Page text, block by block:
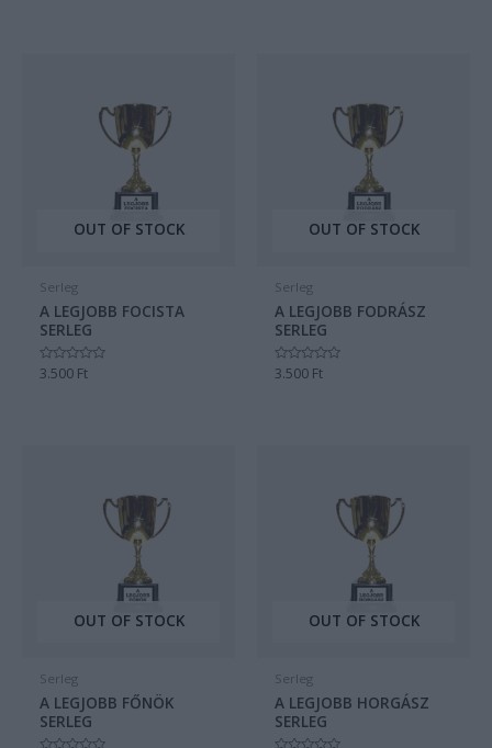
OUT OF STOCK
Serleg
A LEGJOBB FOCISTA
SERLEG
Értékelés:
3.500 Ft
OUT OF STOCK
Serleg
A LEGJOBB FODRÁSZ
SERLEG
Értékelés:
3.500 Ft
OUT OF STOCK
Serleg
A LEGJOBB FŐNÖK
SERLEG
OUT OF STOCK
Serleg
A LEGJOBB HORGÁSZ
SERLEG